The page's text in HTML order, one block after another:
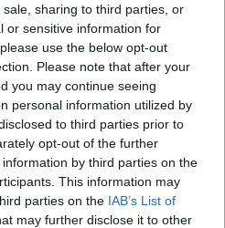
sharing to third parties, or
or sensitive information for
use the below opt-out
Please note that after your
you may continue seeing
personal information utilized by
to third parties prior to
opt-out of the further
by third parties on the
This information may
parties on the IAB’s List of
may further disclose it to other
T
DALŠÍ